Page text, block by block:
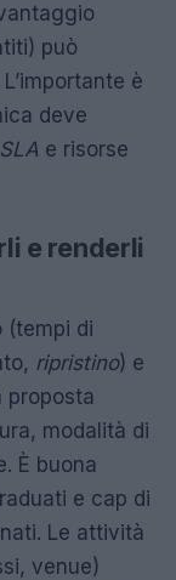
può
è
deve
SLA e risorse
e renderli
(tempi di
ripristino) e
proposta
modalità di
È buona
e cap di
Le attività
venue)